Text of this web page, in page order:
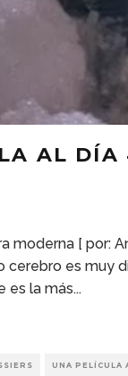
AL DÍA
moderna [ por:
cerebro es muy
es la más...
UNA PELÍCULA